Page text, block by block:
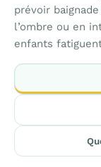
prévoir
l’ombre ou en
enfants